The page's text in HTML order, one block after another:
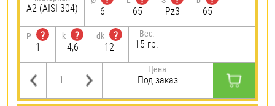
А2 (AISI 304)
6
65
Pz3
65
P
?
1
k
?
4,6
dk
?
12
Вес:
15 гр.
Цена:
Под заказ